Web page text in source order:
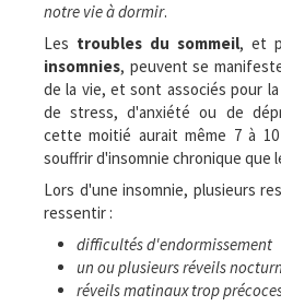
notre vie à dormir.
Les troubles du sommeil, et
insomnies, peuvent se
de la vie, et sont associés pour
de stress, d'anxiété ou de
cette moitié aurait même 7 à
souffrir d'insomnie chronique que
Lors d'une insomnie, plusieurs
ressentir :
difficultés d'endormissement
un ou plusieurs réveils
réveils matinaux trop